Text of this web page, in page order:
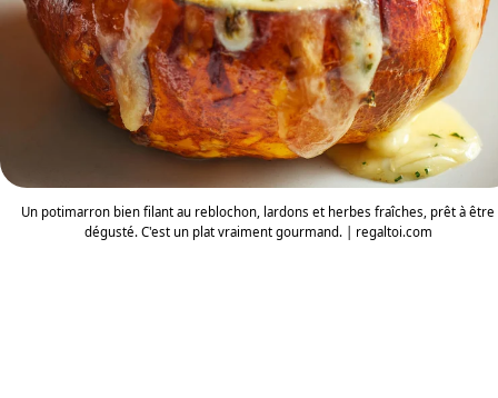
Un potimarron bien filant au reblochon, lardons et herbes fraîches, prêt à être
dégusté. C'est un plat vraiment gourmand. | regaltoi.com